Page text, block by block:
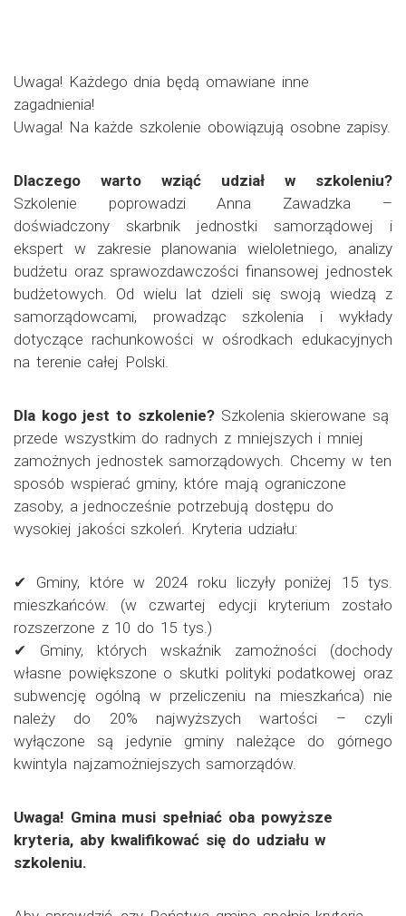
Uwaga! Każdego dnia będą omawiane inne
zagadnienia!
Uwaga! Na każde szkolenie obowiązują osobne zapisy.
Dlaczego warto wziąć udział w szkoleniu?
Szkolenie poprowadzi Anna Zawadzka –
doświadczony skarbnik jednostki samorządowej i
ekspert w zakresie planowania wieloletniego, analizy
budżetu oraz sprawozdawczości finansowej jednostek
budżetowych. Od wielu lat dzieli się swoją wiedzą z
samorządowcami, prowadząc szkolenia i wykłady
dotyczące rachunkowości w ośrodkach edukacyjnych
na terenie całej Polski.
Dla kogo jest to szkolenie?Szkolenia skierowane są
przede wszystkim do radnych z mniejszych i mniej
zamożnych jednostek samorządowych. Chcemy w ten
sposób wspierać gminy, które mają ograniczone
zasoby, a jednocześnie potrzebują dostępu do
wysokiej jakości szkoleń. Kryteria udziału:
✔ Gminy, które w 2024 roku liczyły poniżej 15 tys.
mieszkańców. (w czwartej edycji kryterium zostało
rozszerzone z 10 do 15 tys.)
✔ Gminy, których wskaźnik zamożności (dochody
własne powiększone o skutki polityki podatkowej oraz
subwencję ogólną w przeliczeniu na mieszkańca) nie
należy do 20% najwyższych wartości – czyli
wyłączone są jedynie gminy należące do górnego
kwintyla najzamożniejszych samorządów.
Uwaga! Gmina musi spełniać oba powyższe
kryteria, aby kwalifikować się do udziału w
szkoleniu.